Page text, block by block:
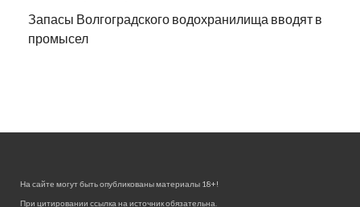
Запасы Волгоградского водохранилища вводят в
промысел
На сайте могут быть опубликованы материалы 18+!
При цитировании ссылка на источник обязательна.